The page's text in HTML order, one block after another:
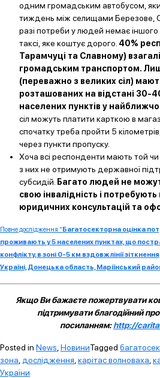
одним громадським автобусом,
тиждень між селищами Березове,
разі потреби у людей немає іншого
таксі, яке коштує дорого. 40%
Тарамчуці та Славному)
громадським транспортом.
(переважно з великих сіл)
розташованих на відстані 30-
населених пунктів у
сіл можуть платити карткою в
спочатку треба пройти 5
через пункти пропуску.
Хоча всі респонденти мають той чи
з них не отримують державної
субсидій. Багато людей не
свою інвалідність і
юридичних консультацій та
Повне дослідження “Багатосекторна оцінка
проживають у 5 населених пунктах, що
конфлікту, в зоні 0-5 км вздовж лінії
Україні, Донецька область, Маріїнський
Якщо Ви бажаєте пожертвувати
підтримувати благодійний
посиланням:http://
Posted in News НовиниTagged
зона дослідження карітас волноваха
України